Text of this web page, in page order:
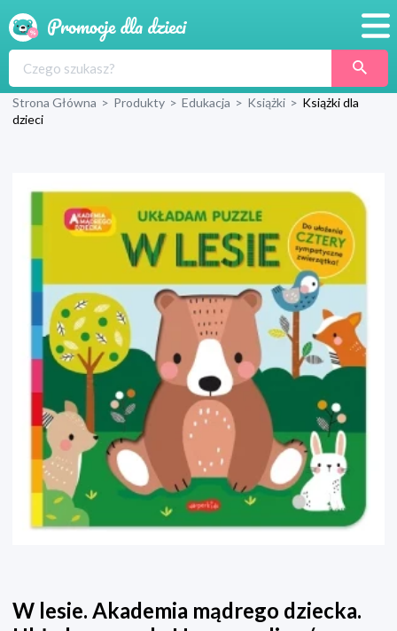
Produkty
Blog
Wyprawka
Strona Główna > Produkty > Edukacja > Książki > Książki dla
dzieci
W lesie. Akademia mądrego dziecka.